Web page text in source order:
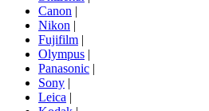
Canon |
Nikon |
Fujifilm |
Olympus |
Panasonic |
Sony |
Leica |